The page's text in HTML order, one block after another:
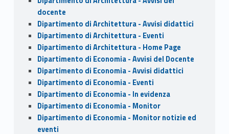
docente
Dipartimento di Architettura - Avvisi didattici
Dipartimento di Architettura - Eventi
Dipartimento di Architettura - Home Page
Dipartimento di Economia - Avvisi del Docente
Dipartimento di Economia - Avvisi didattici
Dipartimento di Economia - Eventi
Dipartimento di Economia - In evidenza
Dipartimento di Economia - Monitor
Dipartimento di Economia - Monitor notizie ed
eventi